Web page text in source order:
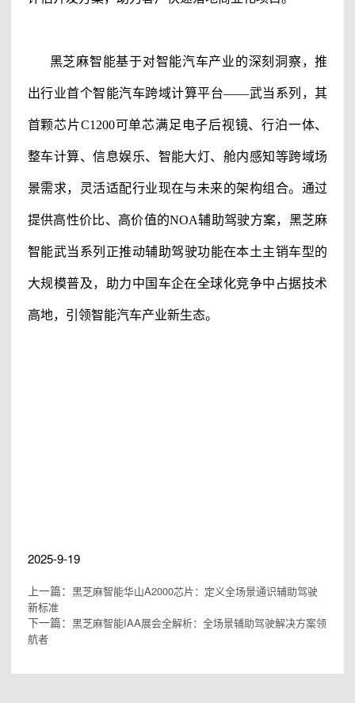
黑芝麻智能基于对智能汽车产业的深刻洞察，推
出行业首个智能汽车跨域计算平台——武当系列，其
首颗芯片C1200可单芯满足电子后视镜、行泊一体、
整车计算、信息娱乐、智能大灯、舱内感知等跨域场
景需求，灵活适配行业现在与未来的架构组合。通过
提供高性价比、高价值的NOA辅助驾驶方案， 黑芝麻
智能武当系列正推动辅助驾驶功能在本土主销车型的
大规模普及，助力中国车企在全球化竞争中占据技术
高地，引领智能汽车产业新生态。
2025-9-19
上一篇： 黑芝麻智能华山A2000芯片：定义全场景通识辅助驾驶
新标准
下一篇： 黑芝麻智能IAA展会全解析：全场景辅助驾驶解决方案领
航者